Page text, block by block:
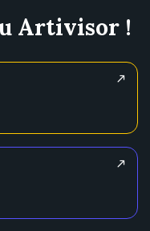
Artivisor !